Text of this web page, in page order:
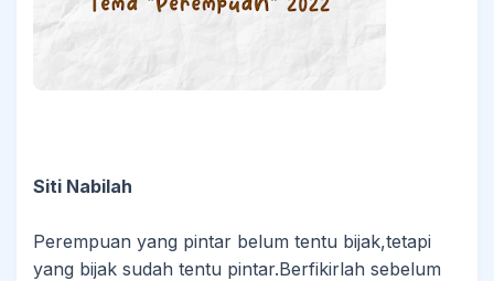
Siti Nabilah
Perempuan yang pintar belum tentu bijak,tetapi
yang bijak sudah tentu pintar.Berfikirlah sebelum